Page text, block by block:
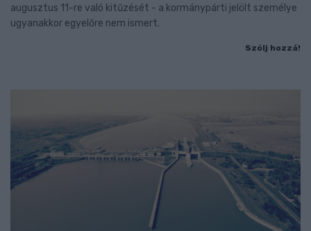
augusztus 11-re való kitűzését - a kormánypárti jelölt személye
ugyanakkor egyelőre nem ismert.
Szólj hozzá!